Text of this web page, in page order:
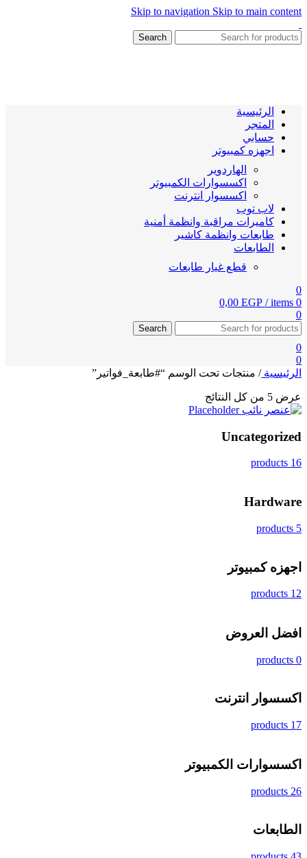
Skip to navigation Skip to main content
Search
الرئيسية
المتجر
حسابي
اجهزه كمبيوتر
الهاردوير
اكسسوارات الكمبيوتر
اكسسوار انترنت
لاب توب
كاميرات مراقبة وانظمة أمنية
طابعات وانظمة كاشير
الطابعات
قطع غيار طابعات
0
0
items
/
0,00 EGP
0
Search
0
0
الرئيسية/ منتجات تحت الوسم “#طابعة_فواتير”
عرض ⁦5⁩ من كل النتائج
Uncategorized
16 products
Hardware
5 products
اجهزه كمبيوتر
12 products
افضل العروض
0 products
اكسسوار انترنت
17 products
اكسسوارات الكمبيوتر
26 products
الطابعات